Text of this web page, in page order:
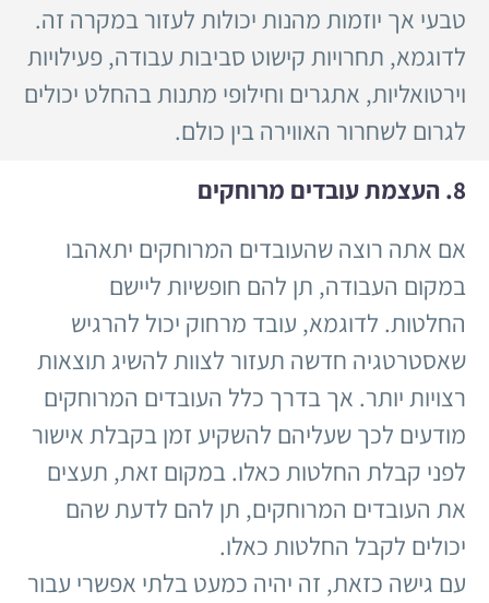
טבעי אך יוזמות מהנות יכולות לעזור במקרה זה.
לדוגמא, תחרויות קישוט סביבות עבודה, פעילויות
וירטואליות, אתגרים וחילופי מתנות בהחלט יכולים
לגרום לשחרור האווירה בין כולם.
8. העצמת עובדים מרוחקים
אם אתה רוצה שהעובדים המרוחקים יתאהבו
במקום העבודה, תן להם חופשיות ליישם
החלטות. לדוגמא, עובד מרחוק יכול להרגיש
שאסטרטגיה חדשה תעזור לצוות להשיג תוצאות
רצויות יותר. אך בדרך כלל העובדים המרוחקים
מודעים לכך שעליהם להשקיע זמן בקבלת אישור
לפני קבלת החלטות כאלו. במקום זאת, תעצים
את העובדים המרוחקים, תן להם לדעת שהם
יכולים לקבל החלטות כאלו.
עם גישה כזאת, זה יהיה כמעט בלתי אפשרי עבור